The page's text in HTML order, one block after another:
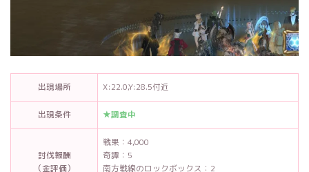
出現場所 X:22.0,Y:28.5付近
出現条件 ★調査中
討伐報酬
（金評価）
戦果：4,000
奇譚：5
南方戦線のロックボックス：2